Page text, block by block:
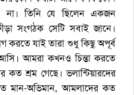
না। তিনি যে ছিলেন একজন
সংগঠক সেটি সবাই জানে।
করতে যাই তারা শুধু কিছু অপূর্ব
আমরা কখনও চিন্তা করতে
শ্রম গেছে। ভলান্টিয়ারদের
মান-অভিমান, আমলাদের কত